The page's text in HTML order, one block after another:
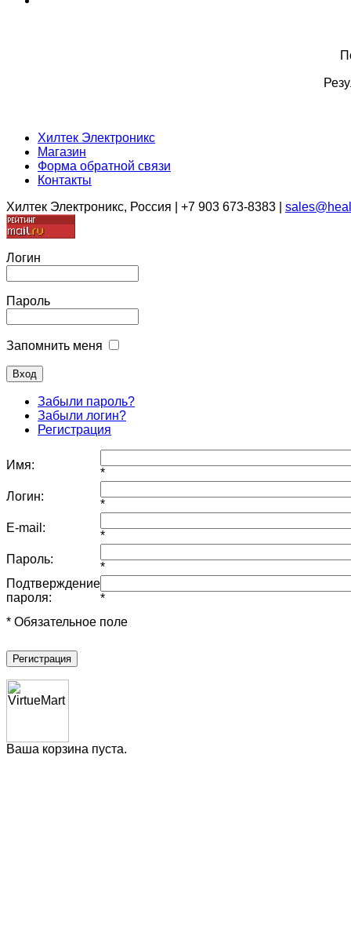
Хилтек Электроникс
Магазин
Форма обратной связи
Контакты
Хилтек Электроникс, Россия | +7 903 673-8383 |
Логин
Пароль
Запомнить меня
Забыли пароль?
Забыли логин?
Регистрация
Имя:
*
Логин:
*
E-mail:
*
Пароль:
*
Подтверждение
пароля:
*
* Обязательное поле
Регистрация
Ваша корзина пуста.